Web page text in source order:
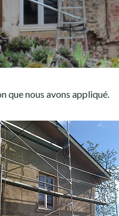
que nous avons appliqué.